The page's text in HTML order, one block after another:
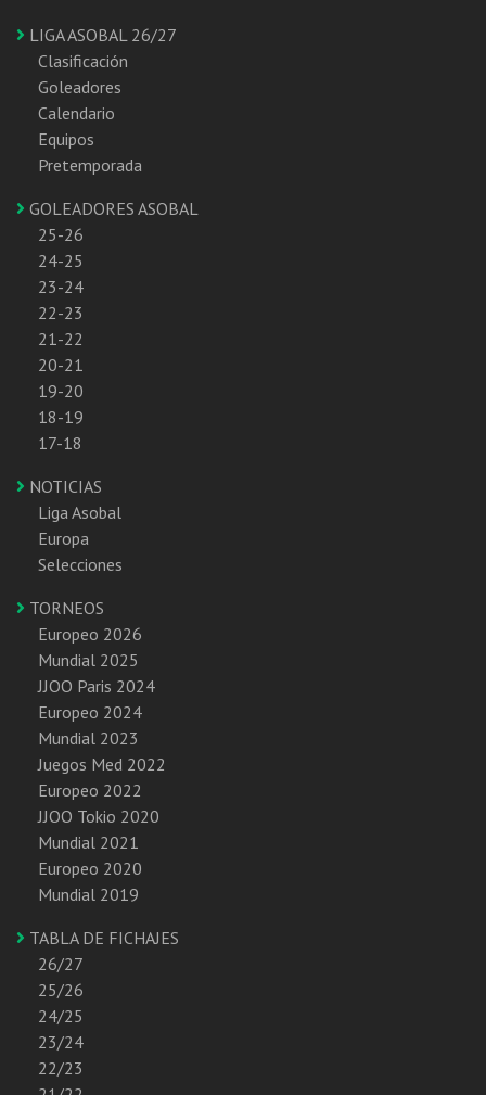
LIGA ASOBAL 26/27
Clasificación
Goleadores
Calendario
Equipos
Pretemporada
GOLEADORES ASOBAL
25-26
24-25
23-24
22-23
21-22
20-21
19-20
18-19
17-18
NOTICIAS
Liga Asobal
Europa
Selecciones
TORNEOS
Europeo 2026
Mundial 2025
JJOO Paris 2024
Europeo 2024
Mundial 2023
Juegos Med 2022
Europeo 2022
JJOO Tokio 2020
Mundial 2021
Europeo 2020
Mundial 2019
TABLA DE FICHAJES
26/27
25/26
24/25
23/24
22/23